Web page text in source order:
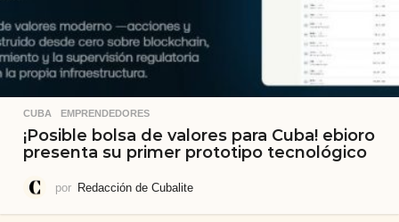
CUBA ,EMPRENDEDORES
¡Posible bolsa de valores para Cuba! ebioro
presenta su primer prototipo tecnológico
por Redacción de Cubalite